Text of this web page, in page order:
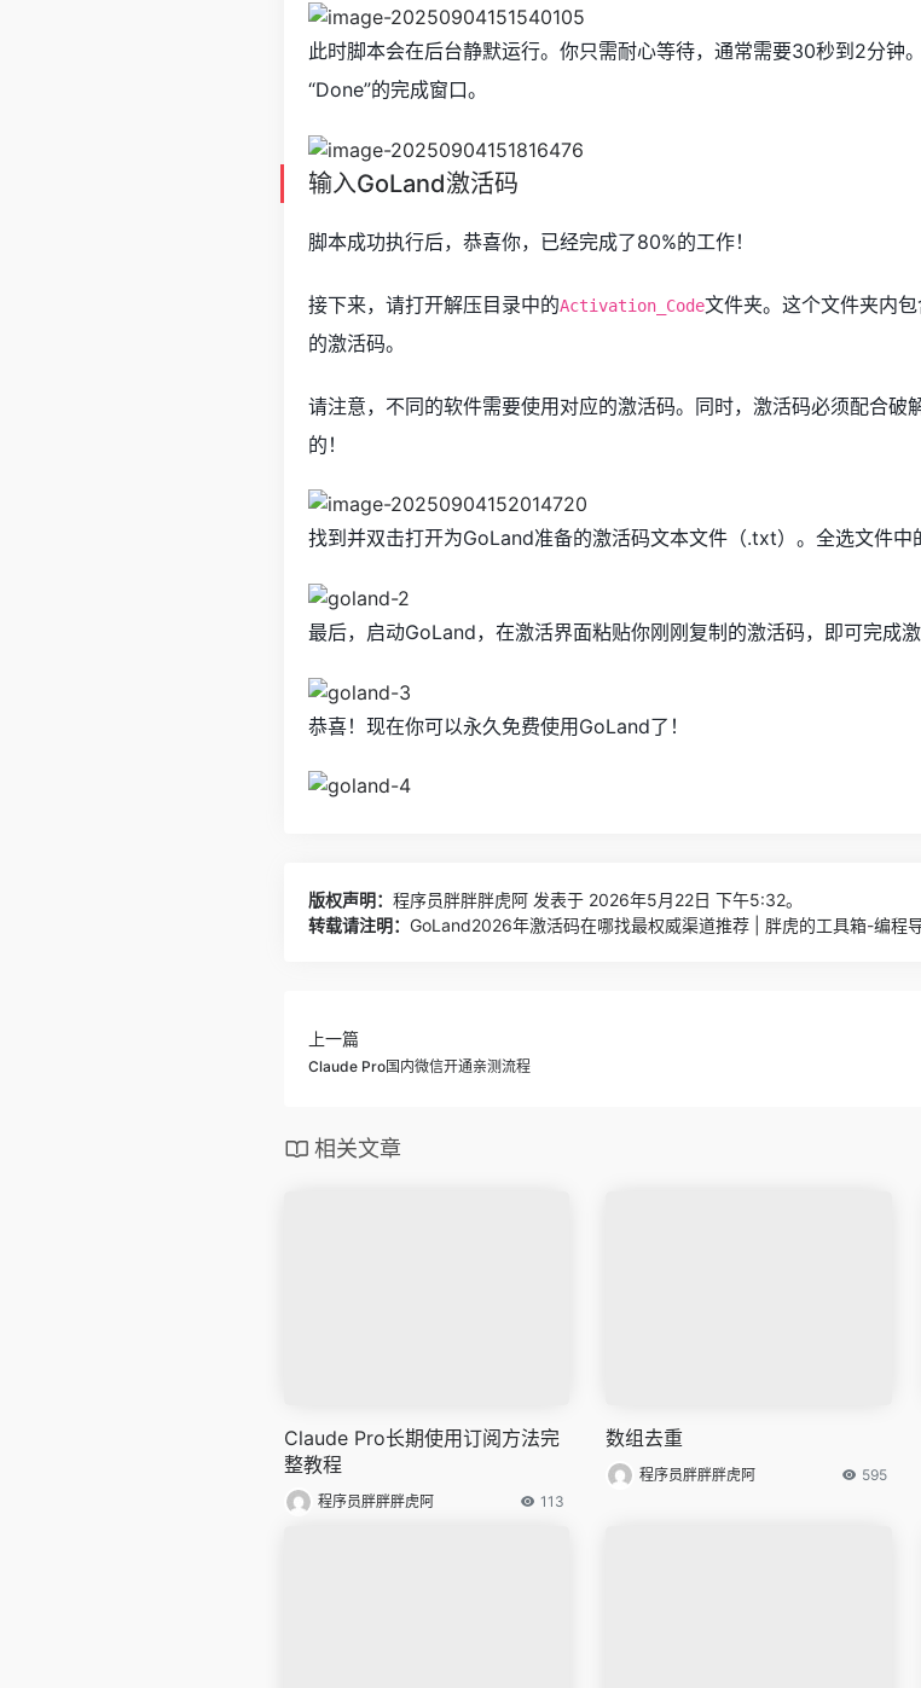
此时脚本会在后台静默运行。你只需耐心等待，通常需要30秒到2分钟
“Done”的完成窗口。
输入GoLand激活码
脚本成功执行后，恭喜你，已经完成了80%的工作！
接下来，请打开解压目录中的Activation_Code文件夹。这个文件夹内
的激活码。
请注意，不同的软件需要使用对应的激活码。同时，激活码必须配合破
的！
找到并双击打开为GoLand准备的激活码文本文件（.txt）。全选文件中
最后，启动GoLand，在激活界面粘贴你刚刚复制的激活码，即可完成激
恭喜！现在你可以永久免费使用GoLand了！
版权声明： 程序员胖胖胖虎阿 发表于 2026年5月22日 下午5:32。
转载请注明： GoLand2026年激活码在哪找最权威渠道推荐 | 胖虎的工具箱-编程
上一篇
Claude Pro国内微信开通亲测流程
相关文章
Claude Pro长期使用订阅方法完
整教程
程序员胖胖胖虎阿 113
数组去重
程序员胖胖胖虎阿 595